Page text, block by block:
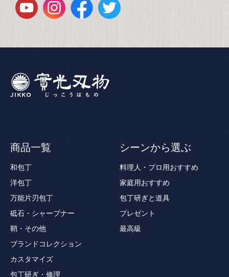
商品一覧
和包丁
洋包丁
万能片刃包丁
砥石・シャープナー
鞘・その他
ブランドコレクション
カスタマイズ
包丁研ぎ・修理
シーンから選ぶ
料理人・プロ用おすすめ
家庭用おすすめ
包丁研ぎと道具
プレゼント
最高級